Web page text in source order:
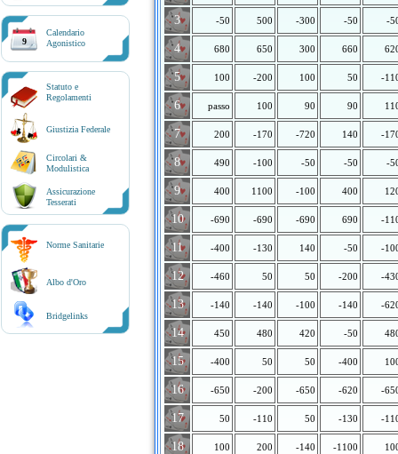
9
Calendario
Agonistico
Statuto e
Regolamenti
Giustizia Federale
Circolari &
Modulistica
Assicurazione
Tesserati
Norme Sanitarie
Albo d'Oro
Bridgelinks
3 -50 500 -300 -50 -
4 680 650 300 660
5 100 -200 100 50 -
6 passo 100 90 90
7 200 -170 -720 140 -
8 490 -100 -50 -50 -
9 400 1100 -100 400
10 -690 -690 -690 690 -
11 -400 -130 140 -50 -
12 -460 50 50 -200 -
13 -140 -140 -100 -140 -
14 450 480 420 -50
15 -400 50 50 -400
16 -650 -200 -650 -620 -
17 50 -110 50 -130 -
18 100 200 -140 -1100